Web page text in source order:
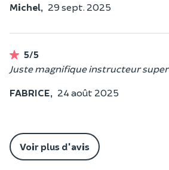
Michel, 29 sept. 2025
5/5
Juste magnifique instructeur super
FABRICE, 24 août 2025
Voir plus d'avis